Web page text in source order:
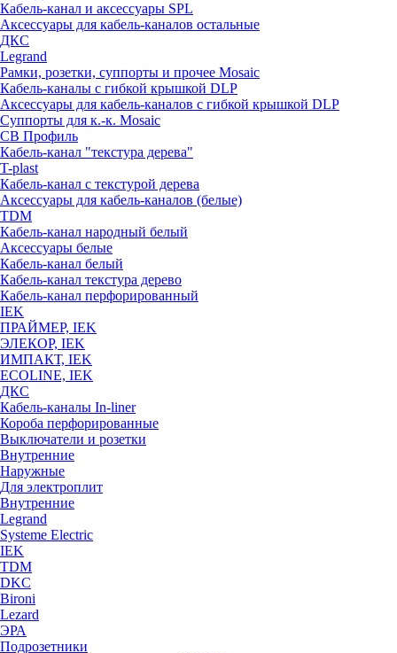
Кабель-канал и аксессуары SPL
Аксессуары для кабель-каналов остальные
ДКС
Legrand
Рамки, розетки, суппорты и прочее Mosaic
Кабель-каналы с гибкой крышкой DLP
Аксессуары для кабель-каналов с гибкой крышкой DLP
Суппорты для к.-к. Mosaic
СВ Профиль
Кабель-канал "текстура дерева"
T-plast
Кабель-канал с текстурой дерева
Аксессуары для кабель-каналов (белые)
TDM
Кабель-канал народный белый
Аксессуары белые
Кабель-канал белый
Кабель-канал текстура дерево
Кабель-канал перфорированный
IEK
ПРАЙМЕР, IEK
ЭЛЕКОР, IEK
ИМПАКТ, IEK
ECOLINE, IEK
ДКС
Кабель-каналы In-liner
Короба перфорированные
Выключатели и розетки
Внутренние
Наружные
Для электроплит
Внутренние
Legrand
Systeme Electric
IEK
TDM
DKC
Bironi
Lezard
ЭРА
Подрозетники